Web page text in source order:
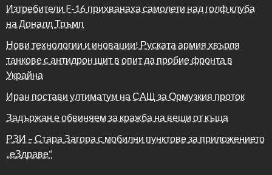
Изтребители F-16 прихванаха самолети над голф клуба
на Доналд Тръмп
Нови технологии и иновации! Руската армия хвърля
танкове с антидрон щит в опит да пробие фронта в
Украйна
Иран постави ултиматум на САЩ за Ормузкия проток
Задържан е обвиняем за кражба на вещи от къща
РЗИ – Стара Загора с мобилни пунктове за приложението
„еЗдраве“